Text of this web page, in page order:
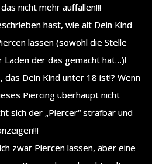
nicht mehr auffallen!!!
hast, wie alt Dein Kind
lassen (sowohl die Stelle
Laden der das gemacht hat…)!
das Dein Kind unter 18 ist!? Wenn
Piercing überhaupt nicht
sich der „Piercer“ strafbar und
zwar Piercen lassen, aber eine